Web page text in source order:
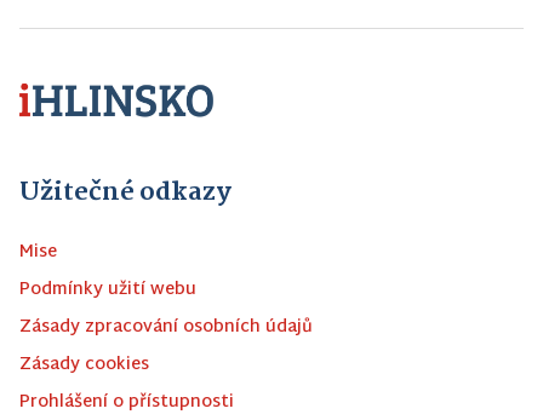
Užitečné odkazy
Mise
Podmínky užití webu
Zásady zpracování osobních údajů
Zásady cookies
Prohlášení o přístupnosti